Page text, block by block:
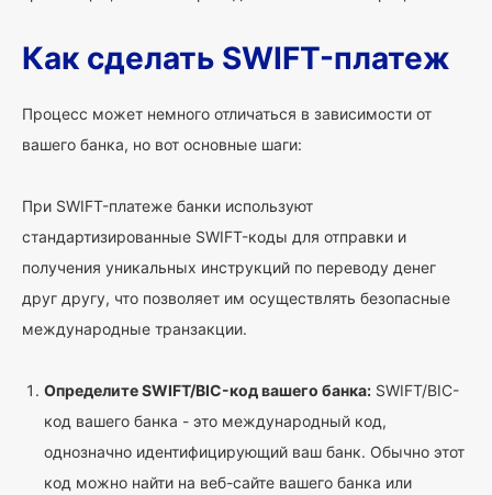
Как сделать SWIFT-платеж
Процесс может немного отличаться в зависимости от
вашего банка, но вот основные шаги:
При SWIFT-платеже банки используют
стандартизированные SWIFT-коды для отправки и
получения уникальных инструкций по переводу денег
друг другу, что позволяет им осуществлять безопасные
международные транзакции.
Определите SWIFT/BIC-код вашего банка: SWIFT/BIC-
код вашего банка - это международный код,
однозначно идентифицирующий ваш банк. Обычно этот
код можно найти на веб-сайте вашего банка или